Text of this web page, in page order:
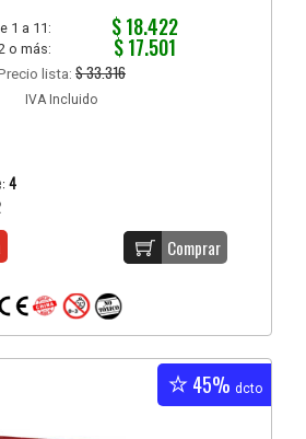
1 a 11: $ 18.422
o más: $ 17.501
lista: $ 33.316
IVA Incluido
4
Comprar
45% dcto